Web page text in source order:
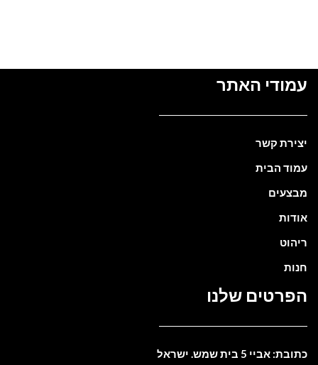
עמודי האתר
יצירת קשר
עמוד הבית
מבצעים
אודות
ריהוט
חנות
הפרטים שלנו
כתובת: אביי 5 בית שמש. ישראל